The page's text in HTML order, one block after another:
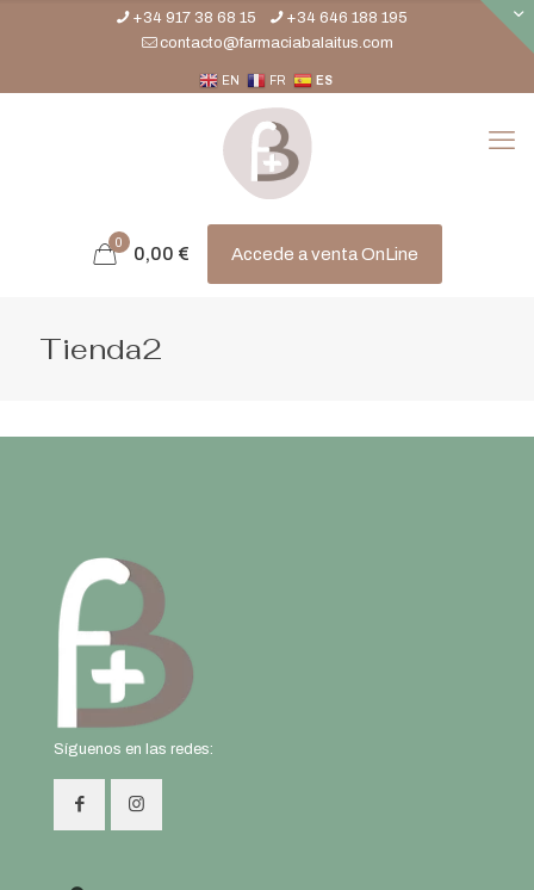
+34 917 38 68 15
+34 646 188 195
contacto@farmaciabalaitus.com
EN FR ES
0
0,00 € Accede a venta OnLine
Tienda2
Síguenos en las redes: